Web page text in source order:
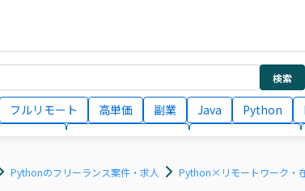
検索
フルリモート 高単価 副業 Java Python
月収100万円 業務委託
Pythonのフリーランス案件・求人 Python×リモートワーク・